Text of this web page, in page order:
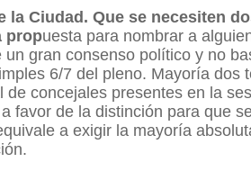
la Ciudad. Que se necesiten
propuesta para nombrar a
gran consenso político y no
6/7 del pleno. Mayoría dos
concejales presentes en la
favor de la distinción para que
a exigir la mayoría